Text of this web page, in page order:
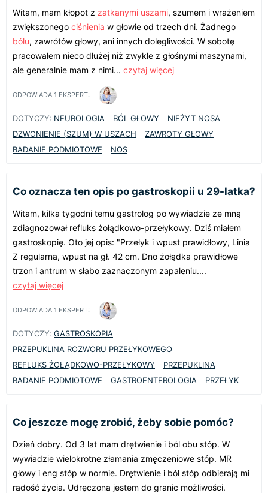
Witam, mam kłopot z zatkanymi uszami, szumem i wrażeniem
zwiększonego ciśnienia w głowie od trzech dni. Żadnego
bólu, zawrótów głowy, ani innych dolegliwości. W sobotę
pracowałem nieco dłużej niż zwykle z głośnymi maszynami,
ale generalnie mam z nimi... czytaj więcej
ODPOWIADA 1 EKSPERT:
DOTYCZY: NEUROLOGIA BÓL GŁOWY
NIEŻYT NOSA
DZWONIENIE (SZUM) W USZACH
ZAWROTY GŁOWY
BADANIE PODMIOTOWE
NOS
Co oznacza ten opis po gastroskopii u 29-latka?
Witam, kilka tygodni temu gastrolog po wywiadzie ze mną
zdiagnozował refluks żołądkowo-przełykowy. Dziś miałem
gastroskopię. Oto jej opis: "Przełyk i wpust prawidłowy, Linia
Z regularna, wpust na gł. 42 cm. Dno żołądka prawidłowe
trzon i antrum w słabo zaznaczonym zapaleniu....
czytaj więcej
ODPOWIADA 1 EKSPERT:
DOTYCZY: GASTROSKOPIA
PRZEPUKLINA ROZWORU PRZEŁYKOWEGO
REFLUKS ŻOŁĄDKOWO-PRZEŁYKOWY
PRZEPUKLINA
BADANIE PODMIOTOWE
GASTROENTEROLOGIA PRZEŁYK
Co jeszcze mogę zrobić, żeby sobie pomóc?
Dzień dobry. Od 3 lat mam drętwienie i ból obu stóp. W
wywiadzie wielokrotne złamania zmęczeniowe stóp. MR
głowy i eng stóp w normie. Drętwienie i ból stóp odbierają mi
radość życia. Udręczona jestem do granic możliwości.